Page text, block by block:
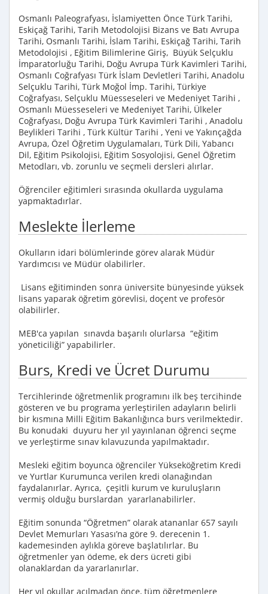
Osmanlı Paleografyası, İslamiyetten Önce Türk Tarihi,
Eskiçağ Tarihi, Tarih Metodolojisi Bizans ve Batı Avrupa
Tarihi, Osmanlı Tarihi, İslam Tarihi, Eskiçağ Tarihi, Tarih
Metodolojisi , Eğitim Bilimlerine Giriş, Büyük Selçuklu
İmparatorluğu Tarihi, Doğu Avrupa Türk Kavimleri Tarihi,
Osmanlı Coğrafyası Türk İslam Devletleri Tarihi, Anadolu
Selçuklu Tarihi, Türk Moğol İmp. Tarihi, Türkiye
Coğrafyası, Selçuklu Müesseseleri ve Medeniyet Tarihi ,
Osmanlı Müesseseleri ve Medeniyet Tarihi, Ülkeler
Coğrafyası, Doğu Avrupa Türk Kavimleri Tarihi , Anadolu
Beylikleri Tarihi , Türk Kültür Tarihi , Yeni ve Yakınçağda
Avrupa, Özel Öğretim Uygulamaları, Türk Dili, Yabancı
Dil, Eğitim Psikolojisi, Eğitim Sosyolojisi, Genel Öğretim
Metodları, vb. zorunlu ve seçmeli dersleri alırlar.
Öğrenciler eğitimleri sırasında okullarda uygulama
yapmaktadırlar.
Meslekte İlerleme
Okulların idari bölümlerinde görev alarak Müdür
Yardımcısı ve Müdür olabilirler.
Lisans eğitiminden sonra üniversite bünyesinde yüksek
lisans yaparak öğretim görevlisi, doçent ve profesör
olabilirler.
MEB'ca yapılan sınavda başarılı olurlarsa “eğitim
yöneticiliği” yapabilirler.
Burs, Kredi ve Ücret Durumu
Tercihlerinde öğretmenlik programını ilk beş tercihinde
gösteren ve bu programa yerleştirilen adayların belirli
bir kısmına Milli Eğitim Bakanlığınca burs verilmektedir.
Bu konudaki duyuru her yıl yayınlanan öğrenci seçme
ve yerleştirme sınav kılavuzunda yapılmaktadır.
Mesleki eğitim boyunca öğrenciler Yükseköğretim Kredi
ve Yurtlar Kurumunca verilen kredi olanağından
faydalanırlar. Ayrıca, çeşitli kurum ve kuruluşların
vermiş olduğu burslardan yararlanabilirler.
Eğitim sonunda “Öğretmen” olarak atananlar 657 sayılı
Devlet Memurları Yasası’na göre 9. derecenin 1.
kademesinden aylıkla göreve başlatılırlar. Bu
öğretmenler yan ödeme, ek ders ücreti gibi
olanaklardan da yararlanırlar.
Her yıl okullar açılmadan önce, tüm öğretmenlere